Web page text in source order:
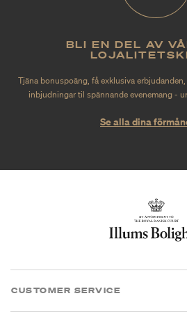
BLI EN DEL AV
Tjäna bonuspoäng, få exklusiva
inbjudningar til spännande evenemang -
Se alla dina
CUSTOMER SERVICE